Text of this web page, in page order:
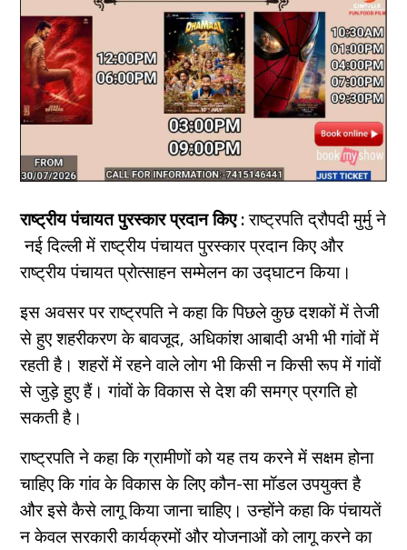
राष्ट्रीय पंचायत पुरस्कार प्रदान किए :राष्ट्रपति द्रौपदी मुर्मु ने
नई दिल्ली में राष्ट्रीय पंचायत पुरस्कार प्रदान किए और
राष्ट्रीय पंचायत प्रोत्साहन सम्मेलन का उद्घाटन किया।
इस अवसर पर राष्ट्रपति ने कहा कि पिछले कुछ दशकों में तेजी
से हुए शहरीकरण के बावजूद, अधिकांश आबादी अभी भी गांवों में
रहती है। शहरों में रहने वाले लोग भी किसी न किसी रूप में गांवों
से जुड़े हुए हैं। गांवों के विकास से देश की समग्र प्रगति हो
सकती है।
राष्ट्रपति ने कहा कि ग्रामीणों को यह तय करने में सक्षम होना
चाहिए कि गांव के विकास के लिए कौन-सा मॉडल उपयुक्त है
और इसे कैसे लागू किया जाना चाहिए। उन्होंने कहा कि पंचायतें
न केवल सरकारी कार्यक्रमों और योजनाओं को लागू करने का